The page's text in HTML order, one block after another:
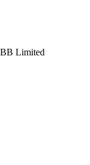
Limited